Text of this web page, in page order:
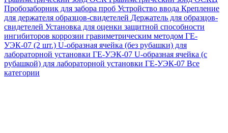
Пробозаборник для забора проб Устройство ввода Крепление
для держателя образцов-свидетелей Держатель для образцов-
свидетелей Установка для оценки защитной способности
ингибиторов коррозии гравиметрическим методом ГЕ-
УЭК-07 (2 шт.) U-образная ячейка (без рубашки) для
лабораторной установки ГЕ-УЭК-07 U-образная ячейка (с
рубашкой) для лабораторной установки ГЕ-УЭК-07 Все
категории